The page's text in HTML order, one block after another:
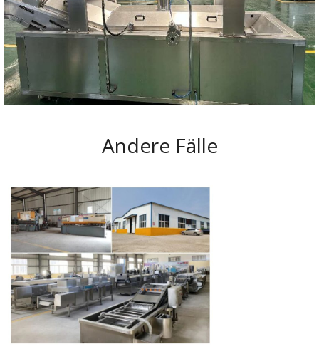
Andere Fälle